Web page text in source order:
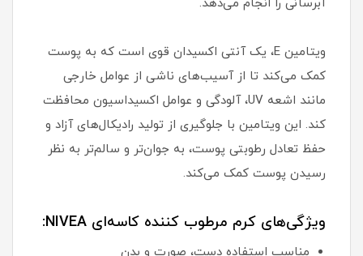
آبرسانی را انجام می‌دهد.
ویتامین E، یک آنتی اکسیدان قوی است که به پوست
کمک می‌کند تا از آسیب‌های ناشی از عوامل خارجی
مانند اشعه UV، آلودگی و عوامل اکسیداسیون محافظت
کند. این ویتامین با جلوگیری از تولید رادیکال‌های آزاد و
حفظ تعادل رطوبتی پوست، به جوان‌تر و سالم‌تر به نظر
رسیدن پوست کمک می‌کند.
ویژگی‌های کرم مرطوب کننده کاسه‌ای NIVEA:
مناسب استفاده دست، صورت و بدن